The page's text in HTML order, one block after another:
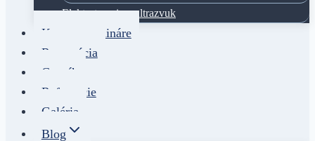
Elektroterapia a ultrazvuk
Kurzy a semináre
Rezervácia
Cenník
Referencie
Galéria
Blog